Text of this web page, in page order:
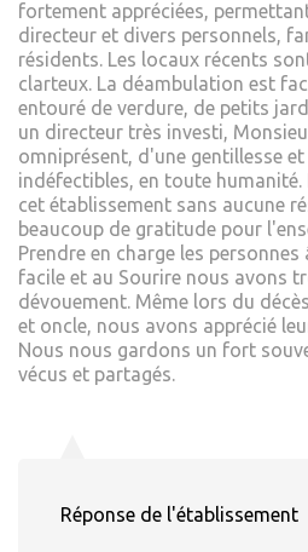
fortement appréciées,
directeur et divers personnels,
résidents. Les locaux récents
clarteux. La déambulation est
entouré de verdure, de petits
un directeur très investi,
omniprésent, d'une gentillesse
indéfectibles, en toute
cet établissement sans aucune
beaucoup de gratitude pour
Prendre en charge les
facile et au Sourire nous avons
dévouement. Même lors du
et oncle, nous avons apprécié
Nous nous gardons un fort
vécus et partagés.
Réponse de l'établissement